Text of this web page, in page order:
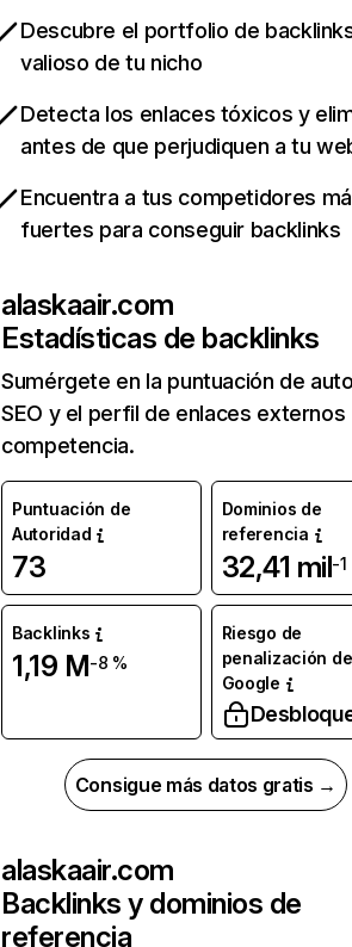
Descubre el portfolio de
valioso de tu nicho
Detecta los enlaces tóxicos y
antes de que perjudiquen a tu
Encuentra a tus competidores
fuertes para conseguir backlinks
alaskaair.com
Estadísticas de backlinks
Sumérgete en la puntuación de
SEO y el perfil de enlaces externos
competencia.
Puntuación de
Autoridad
73
Dominios de
referencia
32,41 mil-1
Backlinks
1,19 M-8 %
Riesgo de
penalización de
Google
Consigue más datos gratis →
alaskaair.com
Backlinks y dominios de
referencia